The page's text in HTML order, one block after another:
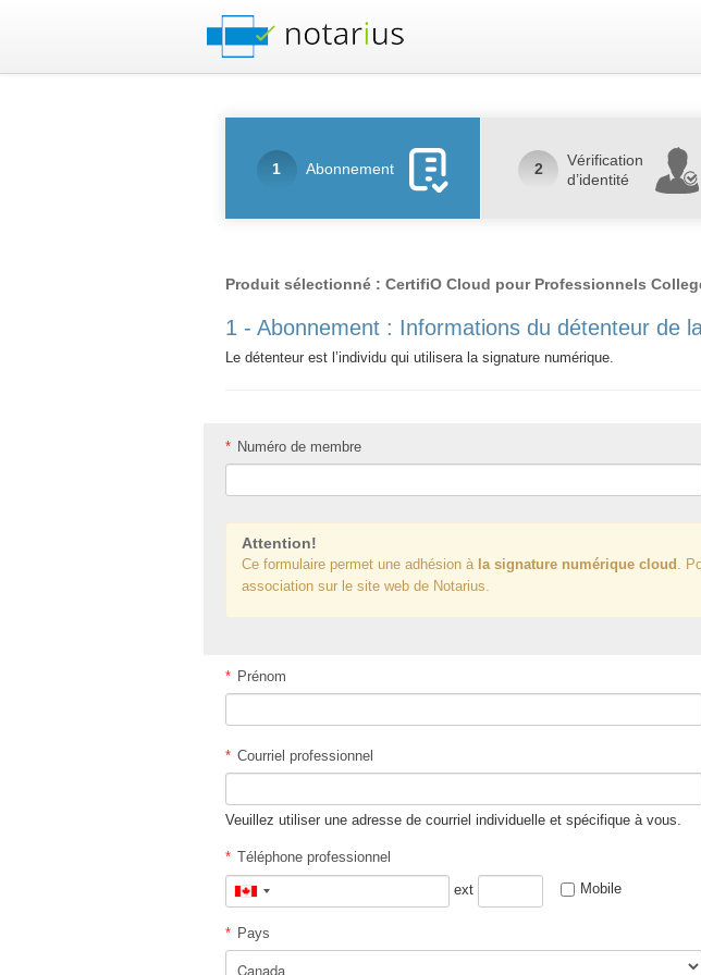
1 Abonnement 2
Vérification
d’identité
Produit sélectionné : CertifiO Cloud pour Professionnels
1 - Abonnement : Informations du détenteur de
Le détenteur est l’individu qui utilisera la signature numérique.
* Numéro de membre
Attention!
Ce formulaire permet une adhésion à la signature numérique cloud .
association sur le site web de Notarius.
* Prénom
* Courriel professionnel
Veuillez utiliser une adresse de courriel individuelle et spécifique à vous.
* Téléphone professionnel
Canada
ext Mobile
* Pays